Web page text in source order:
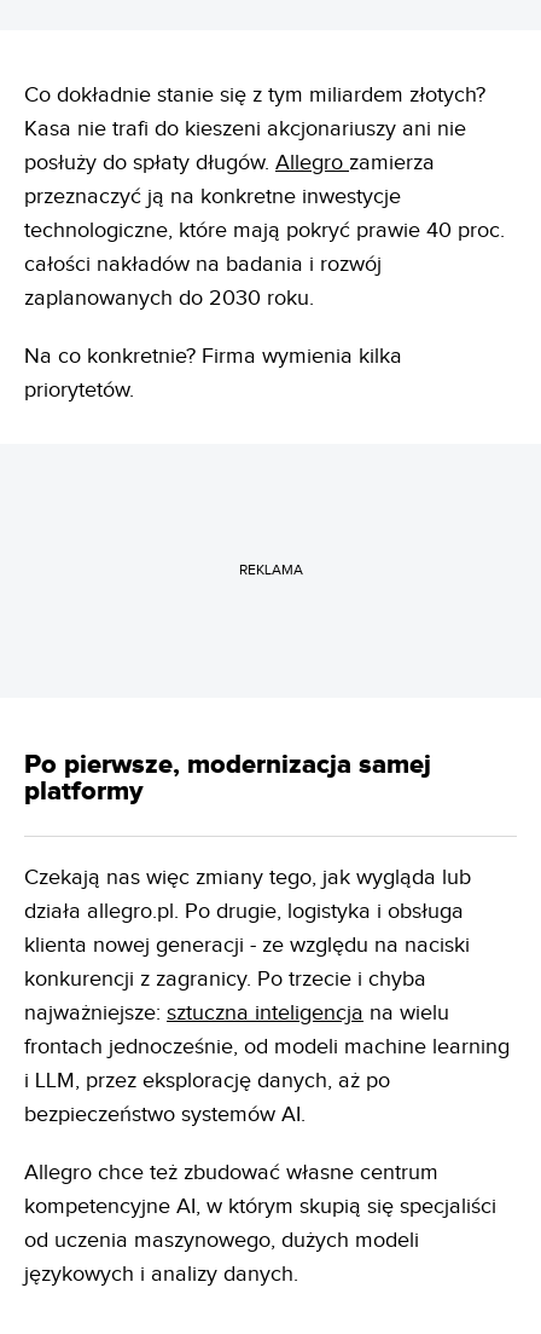
Co dokładnie stanie się z tym miliardem złotych?
Kasa nie trafi do kieszeni akcjonariuszy ani nie
posłuży do spłaty długów. Allegro zamierza
przeznaczyć ją na konkretne inwestycje
technologiczne, które mają pokryć prawie 40 proc.
całości nakładów na badania i rozwój
zaplanowanych do 2030 roku.
Na co konkretnie? Firma wymienia kilka
priorytetów.
REKLAMA
Po pierwsze, modernizacja samej
platformy
Czekają nas więc zmiany tego, jak wygląda lub
działa allegro.pl. Po drugie, logistyka i obsługa
klienta nowej generacji - ze względu na naciski
konkurencji z zagranicy. Po trzecie i chyba
najważniejsze: sztuczna inteligencja na wielu
frontach jednocześnie, od modeli machine learning
i LLM, przez eksplorację danych, aż po
bezpieczeństwo systemów AI.
Allegro chce też zbudować własne centrum
kompetencyjne AI, w którym skupią się specjaliści
od uczenia maszynowego, dużych modeli
językowych i analizy danych.